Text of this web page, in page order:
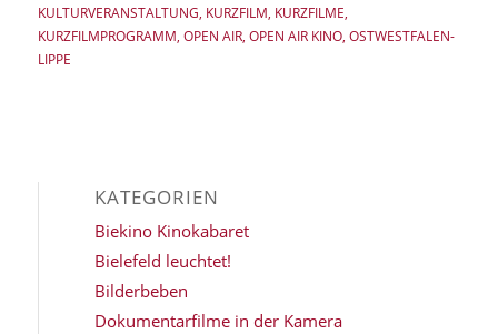
KULTURVERANSTALTUNG, KURZFILM, KURZFILME,
KURZFILMPROGRAMM, OPEN AIR, OPEN AIR KINO, OSTWESTFALEN-
LIPPE
KATEGORIEN
Biekino Kinokabaret
Bielefeld leuchtet!
Bilderbeben
Dokumentarfilme in der Kamera